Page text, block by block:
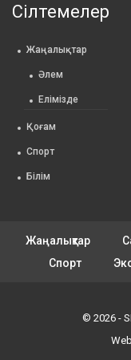
Сілтемелер
Жаңалықтар
Әлем
Елімізде
Қоғам
Спорт
Білім
Жаңалықтар
Спорт
© 2026 -